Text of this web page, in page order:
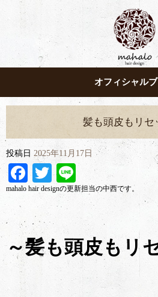
オフィシャル
髪も頭皮もリセ
投稿日 2025年11月17日
Facebook
Twitter
Line
mahalo hair designの更新担当の中西です。
～髪も頭皮もリ